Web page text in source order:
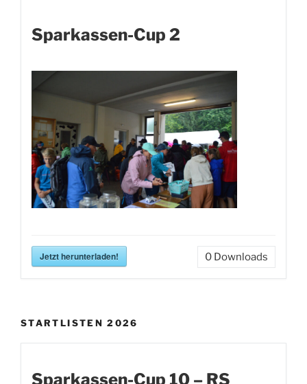
Sparkassen-Cup 2
Jetzt herunterladen! 0 Downloads
STARTLISTEN 2026
Sparkassen-Cup 10 – RS